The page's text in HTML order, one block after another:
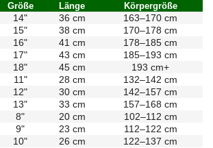
Größe Länge Körpergröße
14" 36 cm
163–170 cm
15" 38 cm
170–178 cm
16" 41 cm
178–185 cm
17" 43 cm
185–193 cm
18" 45 cm
193 cm+
11" 28 cm
132–142 cm
12" 30 cm
142–157 cm
13" 33 cm
157–168 cm
8" 20 cm
102–112 cm
9" 23 cm
112–122 cm
10" 26 cm 122–137 cm